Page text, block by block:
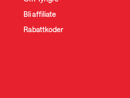
Bli affiliate
Rabattkoder